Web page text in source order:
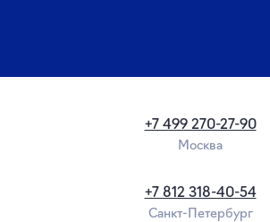
+7 499 270-27-90
Москва
+7 812 318-40-54
Санкт-Петербург